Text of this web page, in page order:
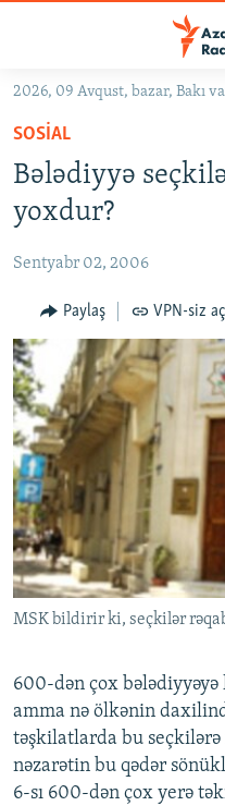
Əsas
qayıt
Əsas
naviqasiyaya
qayıt
Axtarışa
GÜNDƏM
#İZAHLA
KORRUPSIOMETR
FƏRQƏ BAX
QANUNI DOĞRU
ARAŞDIRMA
MULTIMEDIA
VIDEO
FOTOQALEREYA
İNFOQRAFIKA
KARIKATURA
RADIO ARXIV
OXU ZALI
AZƏRBAYCAN ƏDƏBIYYATI
İSLAM VƏ DEMOKRATIYA
İZ - MƏDƏNIYYƏT PROQRAMI
HAQQIMIZDA
MISSIYAMIZ
PEŞƏ ETIKASI VƏ
MATERIALLARIMIZDAN
AZADLIQRADIOSU MOBIL
XƏBƏR BÜLLETENLƏRIMIZ
BIZI IZLƏ
RFE/RL-in bütün
2026, 09 Avqust, bazar, Bakı
SOSIAL
Bələdiyyə
yoxdur?
Sentyabr 02, 2006
Paylaş VPN-siz
MSK bildirir ki, seçkilər
600-dən çox bələdiyyəyə
amma nə ölkənin
təşkilatlarda bu
nəzarətin bu qədər
6-sı 600-dən çox yerə